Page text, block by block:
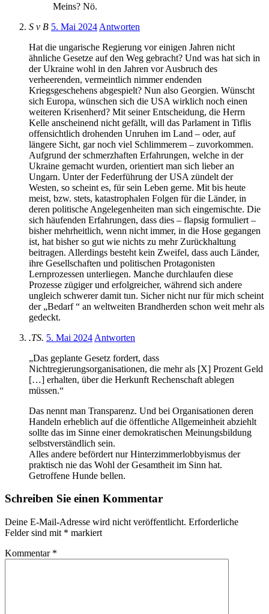
Meins? Nö.
S v B 5. Mai 2024 Antworten
Hat die ungarische Regierung vor einigen Jahren nicht
ähnliche Gesetze auf den Weg gebracht? Und was hat sich in
der Ukraine wohl in den Jahren vor Ausbruch des
verheerenden, vermeintlich nimmer endenden
Kriegsgeschehens abgespielt? Nun also Georgien. Wünscht
sich Europa, wünschen sich die USA wirklich noch einen
weiteren Krisenherd? Mit seiner Entscheidung, die Herrn
Kelle anscheinend nicht gefällt, will das Parlament in Tiflis
offensichtlich drohenden Unruhen im Land – oder, auf
längere Sicht, gar noch viel Schlimmerem – zuvorkommen.
Aufgrund der schmerzhaften Erfahrungen, welche in der
Ukraine gemacht wurden, orientiert man sich lieber an
Ungarn. Unter der Federführung der USA zündelt der
Westen, so scheint es, für sein Leben gerne. Mit bis heute
meist, bzw. stets, katastrophalen Folgen für die Länder, in
deren politische Angelegenheiten man sich eingemischte. Die
sich häufenden Erfahrungen, dass dies – flapsig formuliert –
bisher mehrheitlich, wenn nicht immer, in die Hose gegangen
ist, hat bisher so gut wie nichts zu mehr Zurückhaltung
beitragen. Allerdings besteht kein Zweifel, dass auch Länder,
ihre Gesellschaften und politischen Protagonisten
Lernprozessen unterliegen. Manche durchlaufen diese
Prozesse zügiger und erfolgreicher, während sich andere
ungleich schwerer damit tun. Sicher nicht nur für mich scheint
der „Bedarf “ an weltweiten Brandherden schon weit mehr als
gedeckt.
.TS. 5. Mai 2024 Antworten
„Das geplante Gesetz fordert, dass
Nichtregierungsorganisationen, die mehr als [X] Prozent Geld
[…] erhalten, über die Herkunft Rechenschaft ablegen
müssen.“
Das nennt man Transparenz. Und bei Organisationen deren
Handeln erheblich auf die öffentliche Allgemeinheit abziehlt
sollte das im Sinne einer demokratischen Meinungsbildung
selbstverständlich sein.
Alles andere befördert nur Hinterzimmerlobbyismus der
praktisch nie das Wohl der Gesamtheit im Sinn hat.
Getroffene Hunde bellen.
Schreiben Sie einen Kommentar
Deine E-Mail-Adresse wird nicht veröffentlicht. Erforderliche
Felder sind mit * markiert
Kommentar *